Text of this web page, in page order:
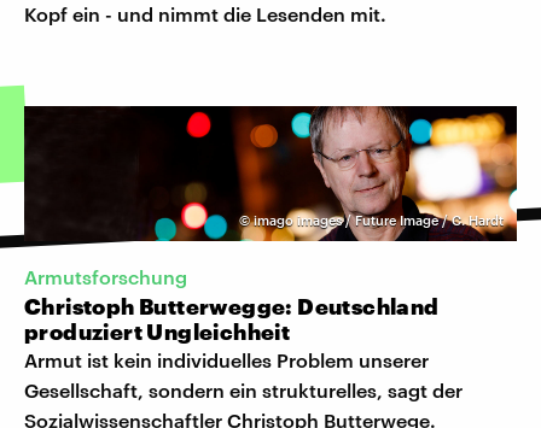
Kopf ein - und nimmt die Lesenden mit.
©imago images / Future Image / C. Hardt
Armutsforschung
Christoph Butterwegge: Deutschland
produziert Ungleichheit
Armut ist kein individuelles Problem unserer
Gesellschaft, sondern ein strukturelles, sagt der
Sozialwissenschaftler Christoph Butterwege.